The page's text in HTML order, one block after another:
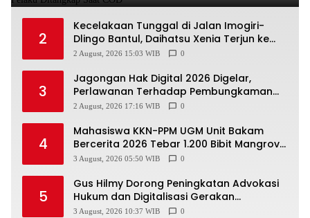
2
Kecelakaan Tunggal di Jalan Imogiri-
Dlingo Bantul, Daihatsu Xenia Terjun ke
Jurang
2 August, 2026 15:03 WIB 0
3
Jagongan Hak Digital 2026 Digelar,
Perlawanan Terhadap Pembungkaman
Media Digital
2 August, 2026 17:16 WIB 0
4
Mahasiswa KKN-PPM UGM Unit Bakam
Bercerita 2026 Tebar 1.200 Bibit Mangrove
di Sungai Air Layang
3 August, 2026 05:50 WIB 0
5
Gus Hilmy Dorong Peningkatan Advokasi
Hukum dan Digitalisasi Gerakan
Meningkatkan Kualitas PMII DIY
3 August, 2026 10:37 WIB 0